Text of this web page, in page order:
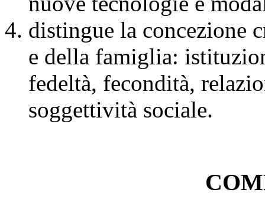
distingue la concezione
e della famiglia:
fedeltà, fecondità,
soggettività sociale.